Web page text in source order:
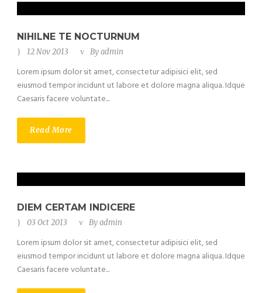
NIHILNE TE NOCTURNUM
12 Nov 2013 Byadmin
Lorem ipsum dolor sit amet, consectetur adipisici elit, sed
eiusmod tempor incidunt ut labore et dolore magna aliqua. Idque
Caesaris facere voluntate...
Read More
DIEM CERTAM INDICERE
03 Oct 2013 Byadmin
Lorem ipsum dolor sit amet, consectetur adipisici elit, sed
eiusmod tempor incidunt ut labore et dolore magna aliqua. Idque
Caesaris facere voluntate...